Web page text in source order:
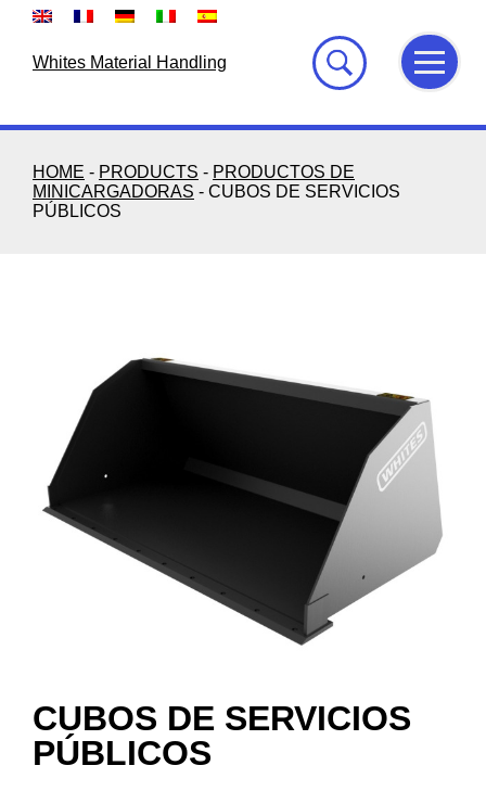
Skip
Whites Material Handling
HOME - PRODUCTS - PRODUCTOS DE
MINICARGADORAS - CUBOS DE SERVICIOS
PÚBLICOS
CUBOS DE SERVICIOS
PÚBLICOS